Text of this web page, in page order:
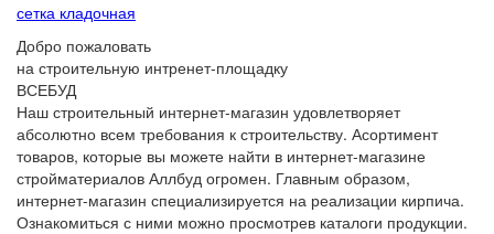
сетка кладочная
Добро пожаловать
на строительную интренет-площадку
ВСЕБУД
Наш строительный интернет-магазин удовлетворяет
абсолютно всем требования к строительству. Асортимент
товаров, которые вы можете найти в интернет-магазине
стройматериалов Аллбуд огромен. Главным образом,
интернет-магазин специализируется на реализации кирпича.
Ознакомиться с ними можно просмотрев каталоги продукции.